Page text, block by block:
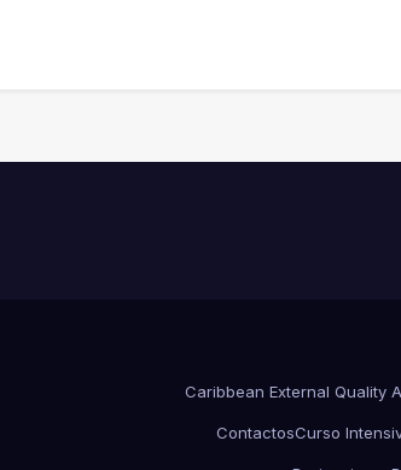
Caribbean External Quality
ContactosCurso